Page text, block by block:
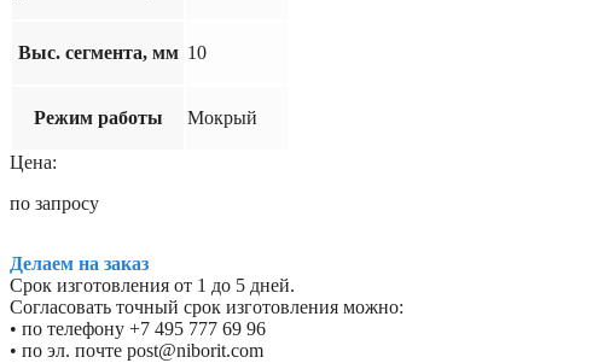
Выс. сегмента, мм 10
Режим работы Мокрый
Цена:
по запросу
Делаем на заказ
Срок изготовления от 1 до 5 дней.
Согласовать точный срок изготовления можно:
• по телефону +7 495 777 69 96
• по эл. почте post@niborit.com